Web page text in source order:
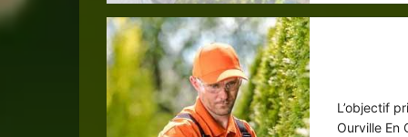
L’objectif
Ourville En